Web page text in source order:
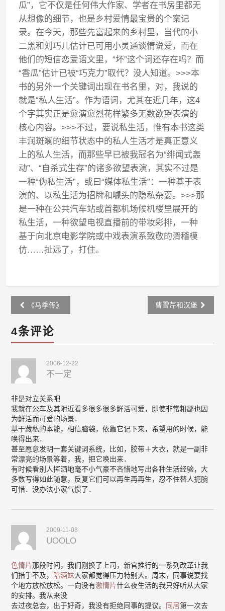
瓜”，它不仅是任何伟大作家、学者在书房里都无
从想像的细节，也是乡村爱情最宝贵的个案记
录。在今天，那些先富起来的乡村里，当代的小
二黑和刘巧儿估计已可用小灵通谈情说爱，而在
他们的短信恋爱语文里，“坏”这个词还存在吗？而
“香瓜”估计已被“巧克力”取代？没人知道。>>>本
书的另外一个关键词出现在书名里，对，我说的
就是“私人生活”。作为语词，尤其在近几年，这4
个字其实正是愈演愈烈花样繁多无数欲望表演的
核心内容。>>>不过，要说私生活，惟有本书这类
丰润斑斓的细节状态中的私人生活才是真正意义
上的私人生活，而那些早已被我冠名为“绯闻式轰
动”、“自杀式生存”的诸多欲望表演，其实不过是
一种“伪私生活”，或曰“媒体私生活”：一种基于表
演的、以私生活为招牌和噱头的隐私杂耍。>>>那
是一种在公共汽车站或首都机场候机楼里展开的
私生活，一种欲望电视直播前的带妆彩排，一种
基于向北京电影学院或中戏表演系致敬的滑稽模
仿……扯远了，打住。
Post
navigation
《马季传》 曹雪芹和汉堡
4条评论
2006-12-22
不一定
非是对立关系吧
我就在公车及其附近看多很多很多鲜活可爱，即使非常粗鄙也因
为鲜活而可爱的场景．
基于藏私的本能，相信脑袋，依靠它记下来，希望用的时候，能
唤得出来．
甚至愿意发明一套关键词系统，比如，胶带＋大衣，就是一副非
常漂亮的场景等着，我，把它唤出来．
有时候看别人挥洒地毫不小气豪不吝惜地写出各种生活经验，大
多数写得如此随意，反复它们可以再生再再生，忍不住替人扼腕
可惜．没办法小家气惯了．
2009-11-08
UOOLO
色情片那段时间，我们刚换了上司，新官推行的一系列改革让我
们措手不及， 陪酒妹大家都觉得压力特别大。周末，同事说要找
个地方放松放松。一向没有激情片什么夜生活的我只好听从大家
的安排。我从来没
去过夜总会，出于好奇，我没有拒绝同事的提议。 同居第一次去